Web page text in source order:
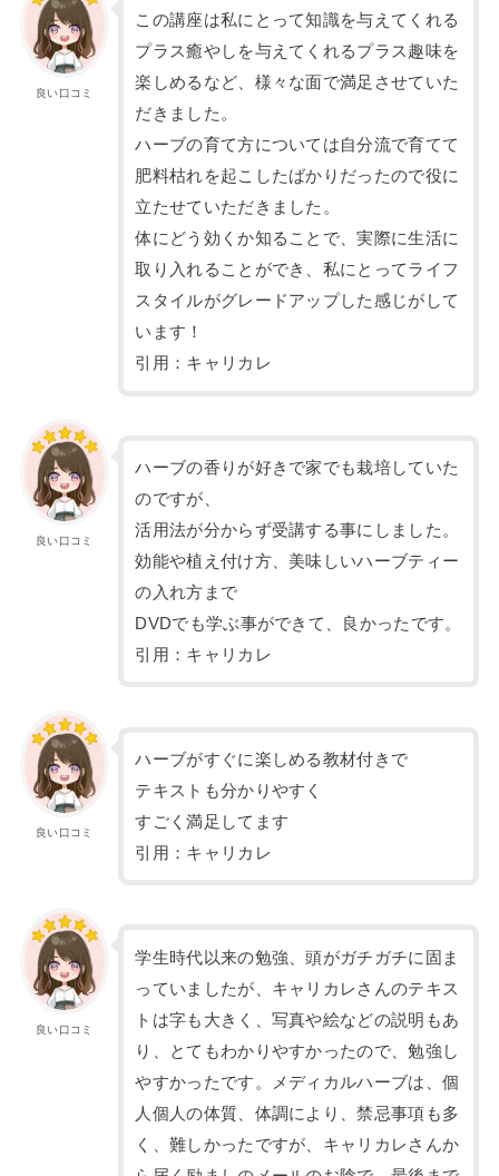
良い口コミ
この講座は私にとって知識を与えてくれる
プラス癒やしを与えてくれるプラス趣味を
楽しめるなど、様々な面で満足させていた
だきました。
ハーブの育て方については自分流で育てて
肥料枯れを起こしたばかりだったので役に
立たせていただきました。
体にどう効くか知ることで、実際に生活に
取り入れることができ、私にとってライフ
スタイルがグレードアップした感じがして
います！
引用：キャリカレ
良い口コミ
ハーブの香りが好きで家でも栽培していた
のですが、
活用法が分からず受講する事にしました。
効能や植え付け方、美味しいハーブティー
の入れ方まで
DVDでも学ぶ事ができて、良かったです。
引用：キャリカレ
良い口コミ
ハーブがすぐに楽しめる教材付きで
テキストも分かりやすく
すごく満足してます
引用：キャリカレ
良い口コミ
学生時代以来の勉強、頭がガチガチに固ま
っていましたが、キャリカレさんのテキス
トは字も大きく、写真や絵などの説明もあ
り、とてもわかりやすかったので、勉強し
やすかったです。メディカルハーブは、個
人個人の体質、体調により、禁忌事項も多
く、難しかったですが、キャリカレさんか